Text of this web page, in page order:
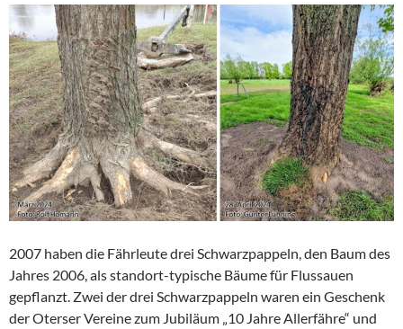
2007 haben die Fährleute drei Schwarzpappeln, den Baum des
Jahres 2006, als standort-typische Bäume für Flussauen
gepflanzt. Zwei der drei Schwarzpappeln waren ein Geschenk
der Oterser Vereine zum Jubiläum „10 Jahre Allerfähre“ und